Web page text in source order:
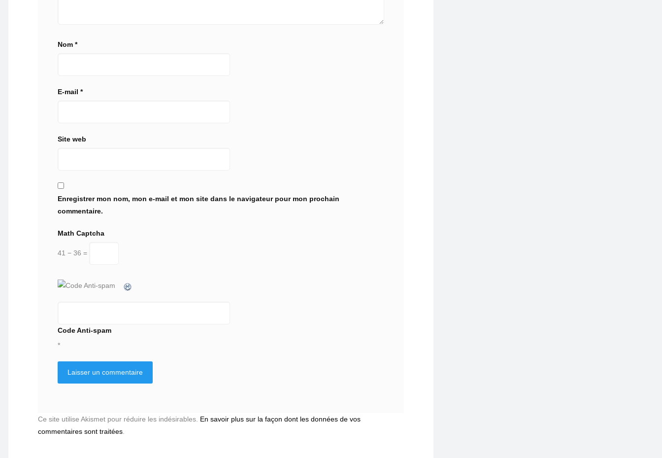
Nom *
E-mail *
Site web
Enregistrer mon nom, mon e-mail et mon site dans le navigateur pour mon prochain
commentaire.
Math Captcha
41 − 36 =
Code Anti-spam
*
Ce site utilise Akismet pour réduire les indésirables. En savoir plus sur la façon dont les données de vos
commentaires sont traitées